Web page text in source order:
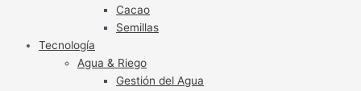
Cacao
Semillas
Tecnología
Agua & Riego
Gestión del Agua